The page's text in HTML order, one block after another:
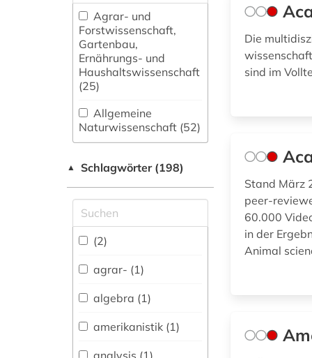
Agrar- und
Forstwissenschaft,
Gartenbau,
Ernährungs- und
Haushaltswissenschaft
(25)
Allgemeine
Naturwissenschaft (52)
fachübergreifende
Allgemeine und
vergleichende Sprach-
und
Literaturwissenschaft.
Indogermanistik.
Außereuropäische
Sprachen und
Literaturen (25)
Anglistik.
Amerikanistik (20)
▲ Schlagwörter (198)
(2)
agrar- (1)
algebra (1)
amerikanistik (1)
Die
sind im
Stand März
peer-
60.000
in der
Animal